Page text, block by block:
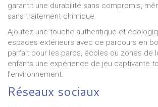
garantit une durabilité sans compromis,
sans traitement chimique.
Ajoutez une touche authentique et
espaces extérieurs avec ce parcours en
parfait pour les parcs, écoles ou zones de
enfants une expérience de jeu captivante
l’environnement.
Réseaux sociaux